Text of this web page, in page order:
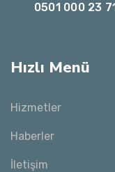
0501 000 23
Hızlı Menü
Hizmetler
Haberler
İletişim